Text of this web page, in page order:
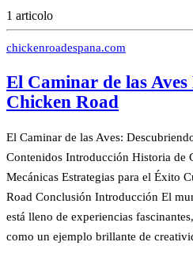
1 articolo
chickenroadespana.com
El Caminar de las Aves
Chicken Road
El Caminar de las Aves:
Contenidos Introducción Historia de
Mecánicas Estrategias para el Éxito
Road Conclusión Introducción El
está lleno de experiencias
como un ejemplo brillante de